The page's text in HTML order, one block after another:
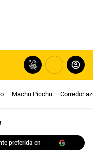
Machu Picchu Corredor
preferida en